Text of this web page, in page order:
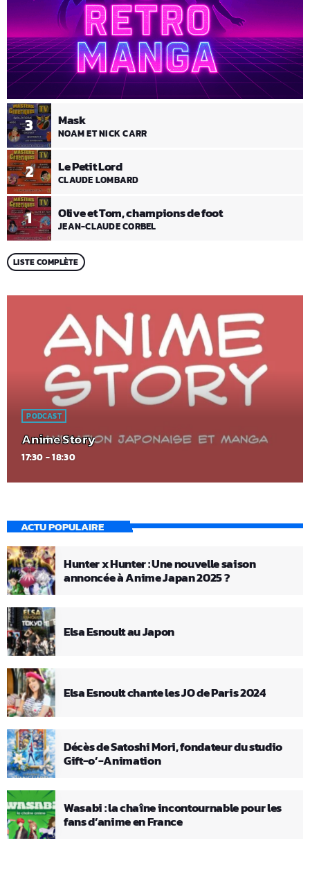
1 Olive et Tom, champions de foot
JEAN-CLAUDE CORBEL
2 Le Petit Lord
CLAUDE LOMBARD
3 Mask
NOAM ET NICK CARR
LISTE COMPLÈTE
PODCAST
Anime Story
17:30 - 18:30
ACTU POPULAIRE
Hunter x Hunter : Une nouvelle saison
annoncée à Anime Japan 2025 ?
Elsa Esnoult au Japon
Elsa Esnoult chante les JO de Paris 2024
Décès de Satoshi Mori, fondateur du studio
Gift-o’-Animation
Wasabi : la chaîne incontournable pour les
fans d’anime en France